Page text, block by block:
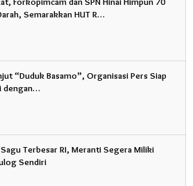
Semarakkan HUT R…
“Duduk Basamo”, Organisasi Pers Siap
dengan…
Terbesar RI, Meranti Segera Miliki
Sendiri